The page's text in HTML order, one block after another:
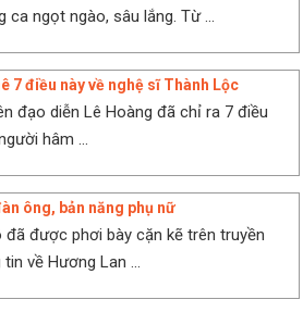
ngọt ngào, sâu lắng. Từ ...
7 điều này về nghệ sĩ Thành Lộc
đạo diễn Lê Hoàng đã chỉ ra 7 điều
hâm ...
ông, bản năng phụ nữ
được phơi bày cặn kẽ trên truyền
về Hương Lan ...